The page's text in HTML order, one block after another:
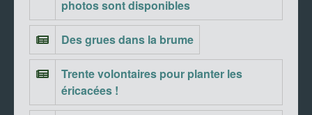
photos sont disponibles
Des grues dans la brume
Trente volontaires pour planter les
éricacées !